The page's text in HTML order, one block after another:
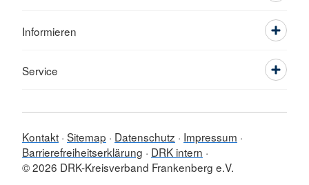
Informieren
Service
Kontakt Sitemap Datenschutz
Impressum
Barrierefreiheitserklärung
DRK intern
© 2026 DRK-Kreisverband Frankenberg e.V.